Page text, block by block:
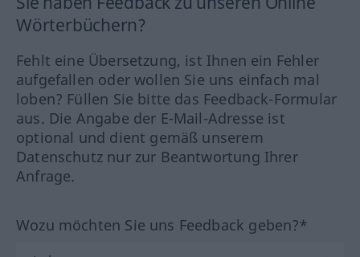
Wörterbüchern?
Fehlt eine Übersetzung, ist Ihnen ein Fehler
aufgefallen oder wollen Sie uns einfach mal
loben? Füllen Sie bitte das Feedback-Formular
aus. Die Angabe der E-Mail-Adresse ist
optional und dient gemäß unserem
Datenschutz nur zur Beantwortung Ihrer
Anfrage.
Wozu möchten Sie uns Feedback geben?*